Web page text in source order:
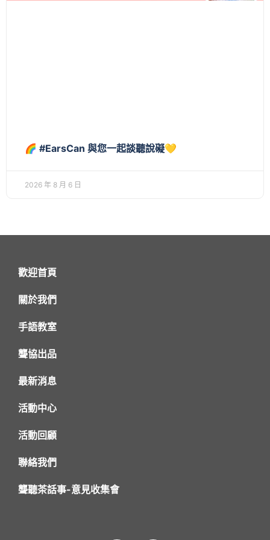
🌈 #EarsCan 與您一起談聽說礙💛
2026 年 8 月 6 日
歡迎首頁
關於我們
手語教室
聾協出品
最新消息
活動中心
活動回顧
聯絡我們
聾聽茶話事-意見收集會